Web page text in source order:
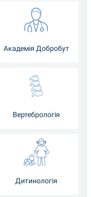
Академія Добробут
Вертебрологія
Дитинологія